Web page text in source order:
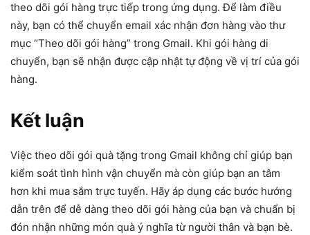
theo dõi gói hàng trực tiếp trong ứng dụng. Để làm điều
này, bạn có thể chuyển email xác nhận đơn hàng vào thư
mục “Theo dõi gói hàng” trong Gmail. Khi gói hàng di
chuyển, bạn sẽ nhận được cập nhật tự động về vị trí của gói
hàng.
Kết luận
Việc theo dõi gói quà tặng trong Gmail không chỉ giúp bạn
kiểm soát tình hình vận chuyển mà còn giúp bạn an tâm
hơn khi mua sắm trực tuyến. Hãy áp dụng các bước hướng
dẫn trên để dễ dàng theo dõi gói hàng của bạn và chuẩn bị
đón nhận những món quà ý nghĩa từ người thân và bạn bè.